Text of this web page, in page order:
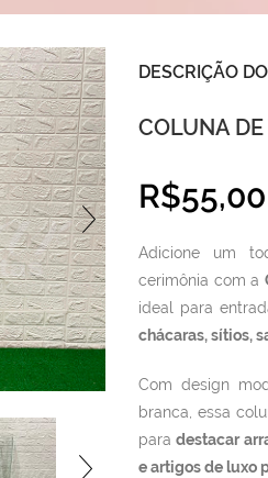
DESCRIÇÃO
COLUNA
R$55,00
Adicione um
cerimônia com a
ideal para
chácaras, sítios,
Com design
branca, essa
paradestacar
e artigos de luxo